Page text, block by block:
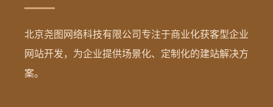
北京尧图网络科技有限公司专注于商业化获客型企业
网站开发，为企业提供场景化、定制化的建站解决方
案。